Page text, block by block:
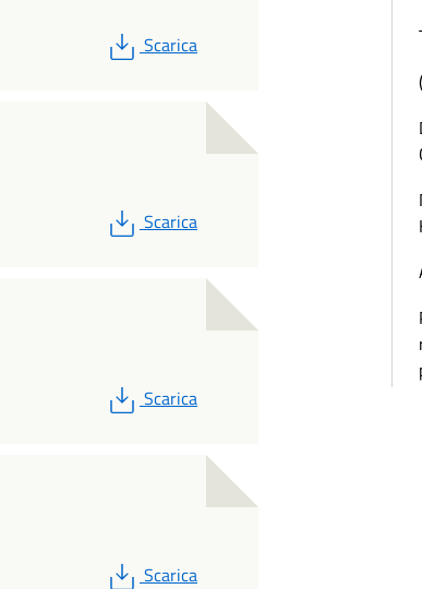
PDF
Scarica
PDF
Scarica
PDF
Scarica
PDF
Scarica